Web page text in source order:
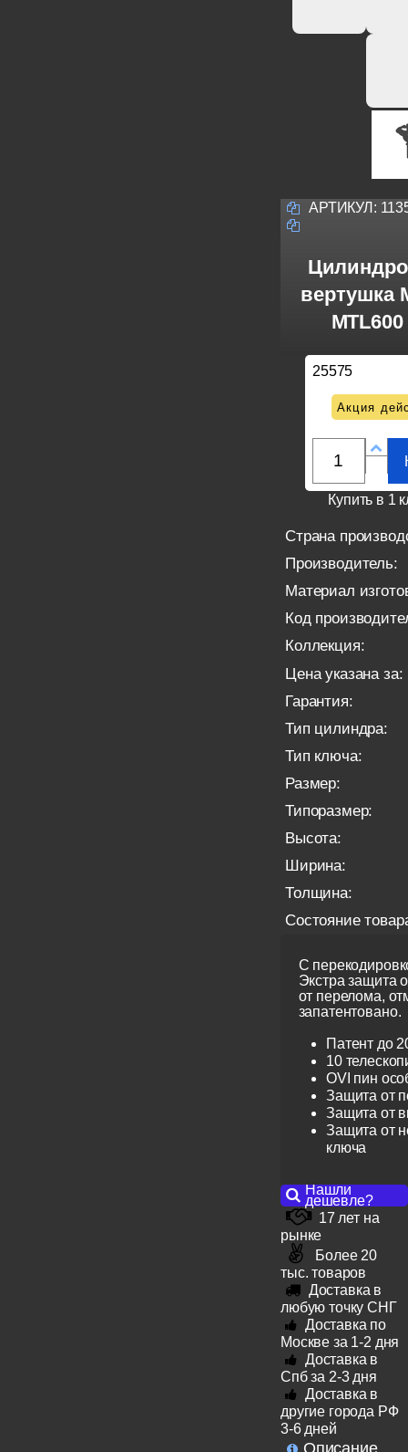
АРТИКУЛ:
вертушка
25575
Акция
Купить в 1
Страна
Производитель:
Материал
Код
Коллекция:
Цена указана за:
Гарантия:
Тип цилиндра:
Тип ключа:
Размер:
Типоразмер:
Высота:
Ширина:
Толщина:
Состояние
С
Экстра защита
от перелома,
запатентовано.
Патент до
10
OVI пин
Защита от
Защита от
Защита от
ключа
Нашли
дешевле?
17 лет на
рынке
Более 20
тыс. товаров
Доставка в
любую точку СНГ
Доставка по
Москве за 1-2 дня
Доставка в
Спб за 2-3 дня
Доставка в
другие города РФ
3-6 дней
Описание